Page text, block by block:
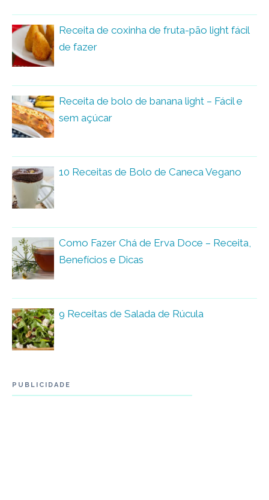
Receita de coxinha de fruta-pão light fácil
de fazer
Receita de bolo de banana light – Fácil e
sem açúcar
10 Receitas de Bolo de Caneca Vegano
Como Fazer Chá de Erva Doce – Receita,
Benefícios e Dicas
9 Receitas de Salada de Rúcula
PUBLICIDADE